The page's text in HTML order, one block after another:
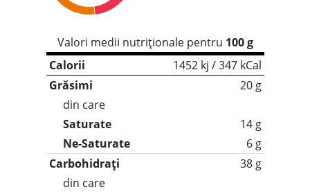
Valori medii nutriționale pentru 100 g
Calorii
1452 kj / 347 kCal
Grăsimi
20 g
din care
Saturate
14 g
Ne-Saturate
6 g
Carbohidrați
38 g
din care